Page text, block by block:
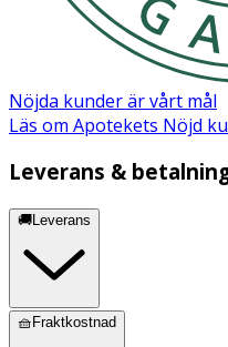
Nöjda kunder är vårt mål
Läs om Apotekets Nöjd
Leverans &
🚚Leverans
🧺Fraktkostnad